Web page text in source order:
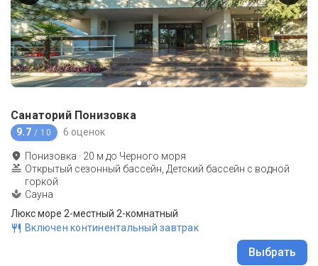
Санаторий Понизовка
9.7 / 10 6 оценок
Понизовка · 20 м до Черного моря
Открытый сезонный бассейн, Детский бассейн с водной
горкой
Сауна
Люкс море 2-местный 2-комнатный
Включен континентальный завтрак
Выбрать